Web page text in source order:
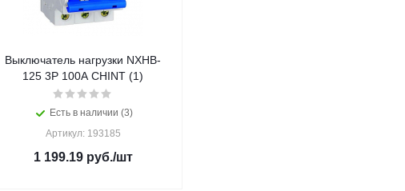
Выключатель нагрузки NXHB-
125 3P 100А CHINT (1)
Есть в наличии (3)
Артикул: 193185
1 199.19руб./шт